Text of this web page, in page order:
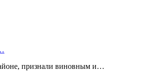
признали виновным и…